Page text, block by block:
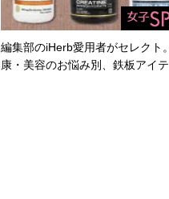
編集部のiHerb愛用者がセレクト
康・美容のお悩み別、鉄板アイ